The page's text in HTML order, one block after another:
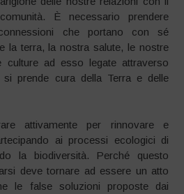
È necessario prendere
che portano con sé
la terra, la nostra salute, le nostre
ad esso legate attraverso
si prende cura della Terra e delle
attivamente per rinnovare e
ai processi ecologici di
la biodiversità. Perché questo
deve tornare ad essere un atto
le false soluzioni proposte dai